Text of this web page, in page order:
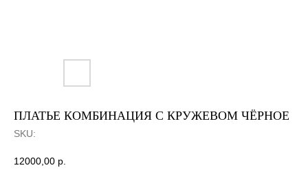
ПЛАТЬЕ КОМБИНАЦИЯ С КРУЖЕВОМ ЧЁРНОЕ
SKU:
12000,00 р.